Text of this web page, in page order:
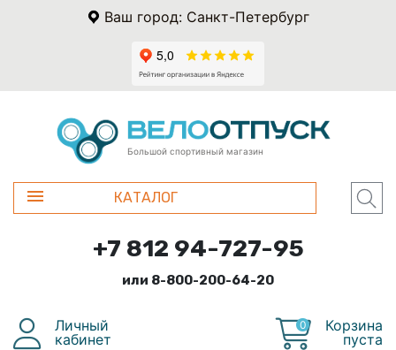
Ваш город: Санкт-Петербург
Большой спортивный магазин
КАТАЛОГ
+7 812 94-727-95
или 8-800-200-64-20
Личный
кабинет
0
Корзина
пуста